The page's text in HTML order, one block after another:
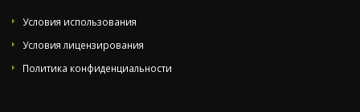
Условия использования
Условия лицензирования
Политика конфиденциальности